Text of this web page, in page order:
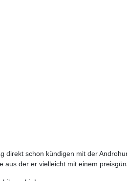
direkt schon kündigen mit der
aus der er vielleicht mit einem